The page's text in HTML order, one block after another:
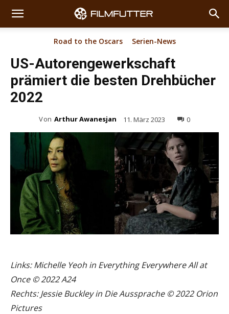
Road to the Oscars Serien-News
US-Autorengewerkschaft
prämiert die besten Drehbücher
2022
Von Arthur Awanesjan 11. März 2023 0
Links: Michelle Yeoh in Everything Everywhere All at
Once © 2022 A24
Rechts: Jessie Buckley in Die Aussprache © 2022 Orion
Pictures